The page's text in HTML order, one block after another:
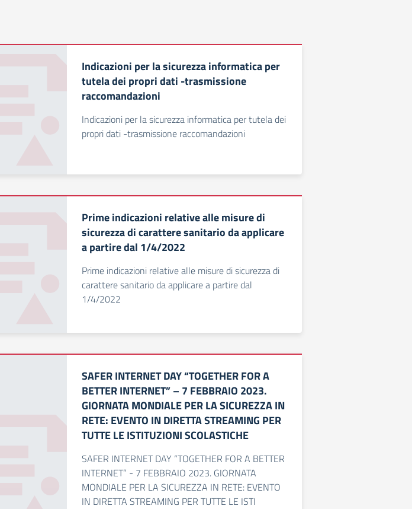
Indicazioni per la sicurezza informatica per
tutela dei propri dati -trasmissione
raccomandazioni
Indicazioni per la sicurezza informatica per tutela dei
propri dati -trasmissione raccomandazioni
Prime indicazioni relative alle misure di
sicurezza di carattere sanitario da applicare
a partire dal 1/4/2022
Prime indicazioni relative alle misure di sicurezza di
carattere sanitario da applicare a partire dal
1/4/2022
SAFER INTERNET DAY “TOGETHER FOR A
BETTER INTERNET” – 7 FEBBRAIO 2023.
GIORNATA MONDIALE PER LA SICUREZZA IN
RETE: EVENTO IN DIRETTA STREAMING PER
TUTTE LE ISTITUZIONI SCOLASTICHE
SAFER INTERNET DAY “TOGETHER FOR A BETTER
INTERNET” - 7 FEBBRAIO 2023. GIORNATA
MONDIALE PER LA SICUREZZA IN RETE: EVENTO
IN DIRETTA STREAMING PER TUTTE LE ISTI